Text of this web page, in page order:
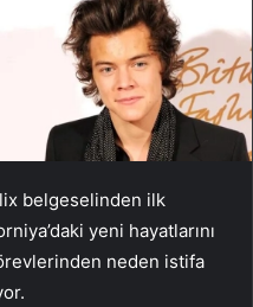
belgeselinden ilk
yeni hayatlarını
neden istifa